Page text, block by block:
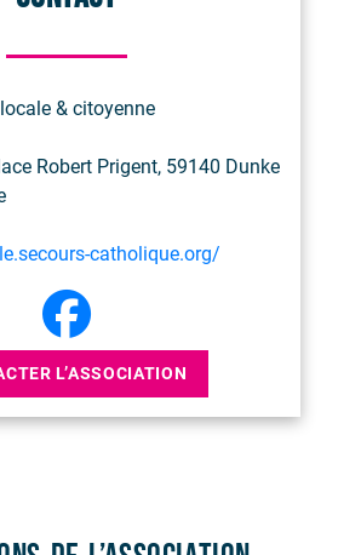
& citoyenne
Robert Prigent, 59140 Dunke
catholique.org/
L’ASSOCIATION